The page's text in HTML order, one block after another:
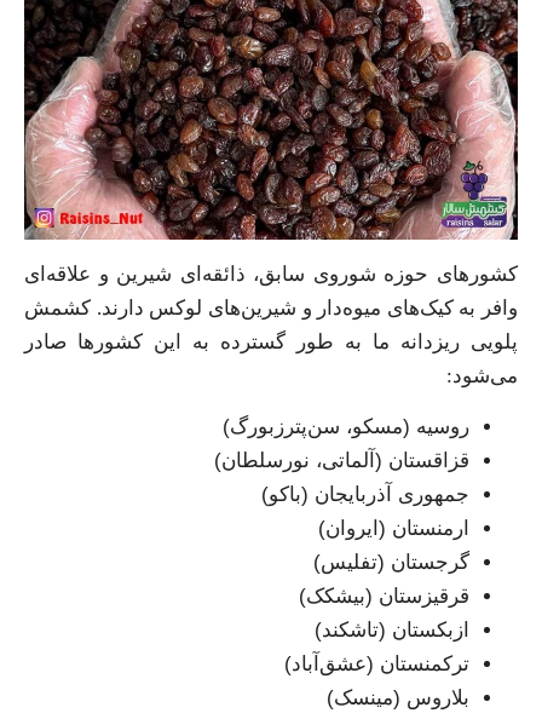
کشورهای حوزه شوروی سابق، ذائقه‌ای شیرین و علاقه‌ای
وافر به کیک‌های میوه‌دار و شیرین‌های لوکس دارند. کشمش
پلویی ریزدانه ما به طور گسترده به این کشورها صادر
می‌شود:
روسیه (مسکو، سن‌پترزبورگ)
قزاقستان (آلماتی، نورسلطان)
جمهوری آذربایجان (باکو)
ارمنستان (ایروان)
گرجستان (تفلیس)
قرقیزستان (بیشکک)
ازبکستان (تاشکند)
ترکمنستان (عشق‌آباد)
بلاروس (مینسک)